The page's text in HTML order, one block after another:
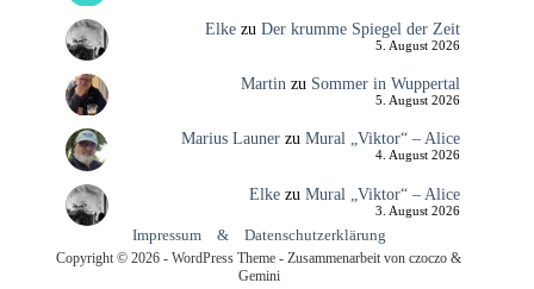
Elkezu Der krumme Spiegel der Zeit
5. August 2026
Martinzu Sommer in Wuppertal
5. August 2026
Marius Launerzu Mural „Viktor“ – Alice
4. August 2026
Elkezu Mural „Viktor“ – Alice
3. August 2026
Impressum & Datenschutzerklärung
Copyright © 2026 - WordPress Theme - Zusammenarbeit von czoczo &
Gemini